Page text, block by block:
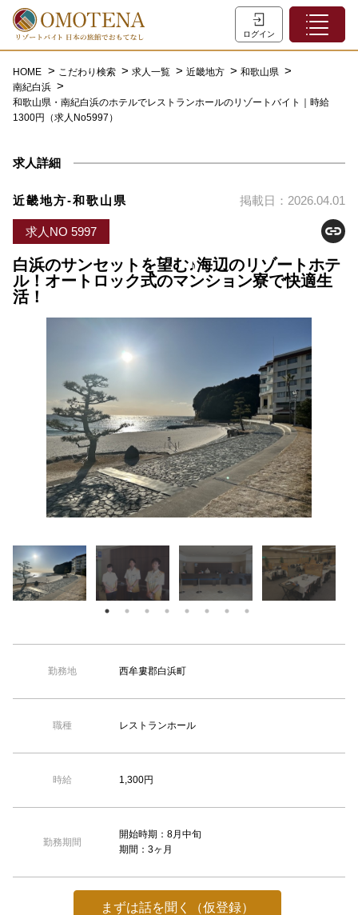
ログイン
ホーム
主な職種
会員登録
0120-932-959
【TEL受付】9:30～18:00 土日・祝日定休
HOME こだわり検索 求人一覧 近畿地方
和歌山県
南紀白浜
和歌山県・南紀白浜のホテルでレストランホールのリゾートバイト｜時給
1300円（求人No5997）
求人詳細
近畿地方-和歌山県 掲載日：2026.04.01
求人NO 5997
白浜のサンセットを望む♪海辺のリゾートホテ
ル！オートロック式のマンション寮で快適生
活！
勤務地 西牟婁郡白浜町
職種 レストランホール
時給 1,300円
勤務期間
開始時期：8月中旬
期間：3ヶ月
まずは話を聞く（仮登録）